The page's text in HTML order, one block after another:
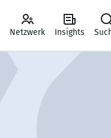
Netzwerk Insights